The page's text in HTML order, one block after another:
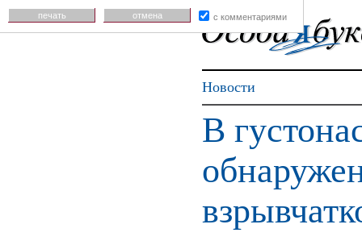
Новости
В
печать отмена с комментариями